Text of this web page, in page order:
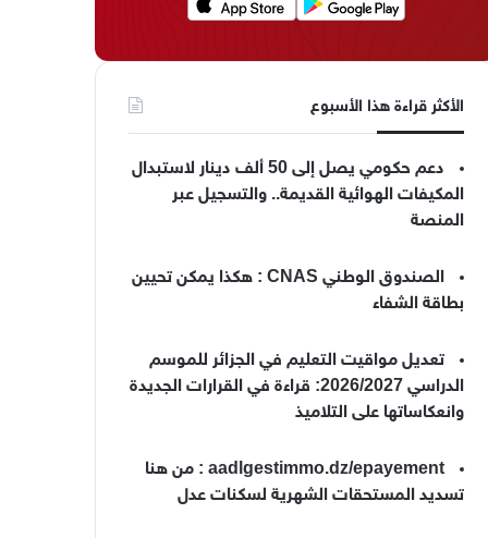
الأكثر قراءة هذا الأسبوع
دعم حكومي يصل إلى 50 ألف دينار لاستبدال
المكيفات الهوائية القديمة.. والتسجيل عبر
المنصة
الصندوق الوطني CNAS : هكذا يمكن تحيين
بطاقة الشفاء
تعديل مواقيت التعليم في الجزائر للموسم
الدراسي 2026/2027: قراءة في القرارات الجديدة
وانعكاساتها على التلاميذ
aadlgestimmo.dz/epayement : من هنا
تسديد المستحقات الشهرية لسكنات عدل